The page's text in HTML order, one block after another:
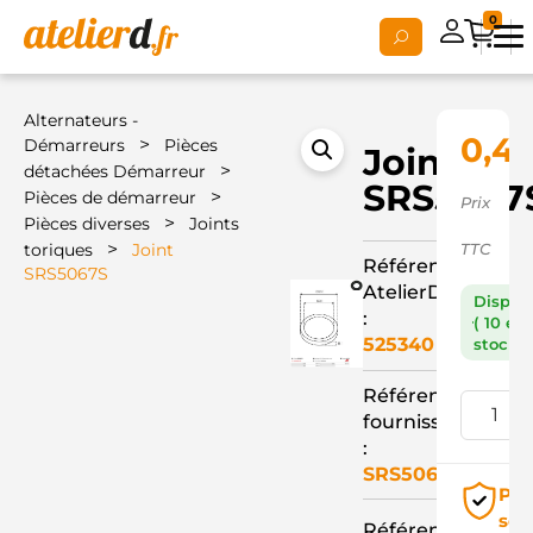
0
Alternateurs -
Démarreurs
>
Pièces
détachées Démarreur
>
Pièces de démarreur >
Pièces diverses >
Joints
toriques
>
Joint
SRS5067S
Joint
Référence
AtelierD
:
525340
Référence
fournisseur
:
SRS5067S
Prix
TTC
( 10 en
stock )